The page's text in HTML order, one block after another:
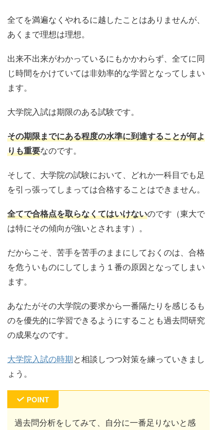
全てを満遍なくやれるに越したことはありませんが、
あくまで理想は理想。
出来不出来がわかっているにもかかわらず、全てに同
じ時間をかけていては非効率的な学習となってしまい
ます。
大学院入試は期限のある試験です。
その期限までにある程度の水準に到達することが何よ
りも重要なのです。
そして、大学院の試験において、どれか一科目でも足
を引っ張ってしまっては合格することはできません。
全てで合格点を取らなくてはいけないのです（東大で
は特にその傾向が強いとされます）。
だからこそ、苦手を苦手のままにしておくのは、合格
を危ういものにしてしまう１番の原因となってしまい
ます。
あなたがその大学院の要求から一番隔たりを感じるも
のを優先的に学習できるようにすることも過去問研究
の成果なのです。
大学院入試の時期と相談しつつ対策を練っていきまし
ょう。
POINT
過去問分析をしてみて、自分に一番足りないと感